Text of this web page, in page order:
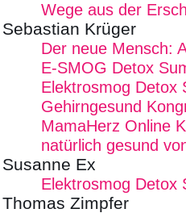
Wege aus der
Sebastian Krüger
Der neue Mensch:
E-SMOG Detox
Elektrosmog Detox
Gehirngesund
MamaHerz Online
natürlich gesund
Susanne Ex
Elektrosmog Detox
Thomas Zimpfer